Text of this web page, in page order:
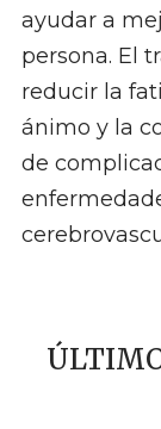
ayudar a
persona. El
reducir la
ánimo y la
de